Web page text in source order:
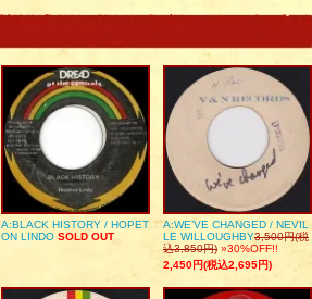
A:BLACK HISTORY / HOPET
ON LINDO SOLD OUT
A:WE’VE CHANGED / NEVIL
LE WILLOUGHBY3,500円(税
込3,850円) »30%OFF!!
2,450円(税込2,695円)